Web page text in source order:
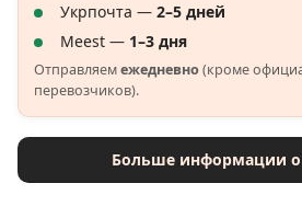
Укрпочта — 2–5 дней
Meest — 1–3 дня
Отправляемежедневно(кроме
перевозчиков).
Больше информации о